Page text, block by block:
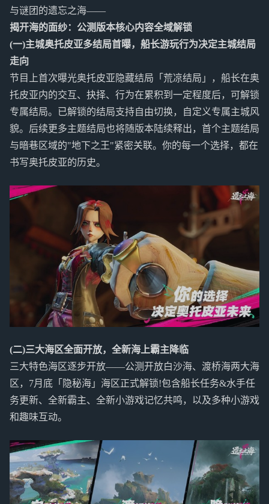
与谜团的遗忘之海——
揭开海的面纱：公测版本核心内容全域解锁
(一)主城奥托皮亚多结局首曝，船长游玩行为决定主城结局
走向
节目上首次曝光奥托皮亚隐藏结局「荒凉结局」，船长在奥
托皮亚内的交互、抉择、行为在累积到一定程度后，可解锁
专属结局。已解锁的结局支持自由切换，自定义专属主城风
貌。后续更多主题结局也将随版本陆续释出，首个主题结局
与暗巷区域的"地下之王"紧密关联。你的每一个选择，都在
书写奥托皮亚的历史。
(二)三大海区全面开放，全新海上霸主降临
三大特色海区逐步开放——公测开放白沙海、渡桥海两大海
区，7月底「隐秘海」海区正式解锁!包含船长任务&水手任
务更新、全新霸主、全新小游戏记忆共鸣，以及多种小游戏
和趣味互动。